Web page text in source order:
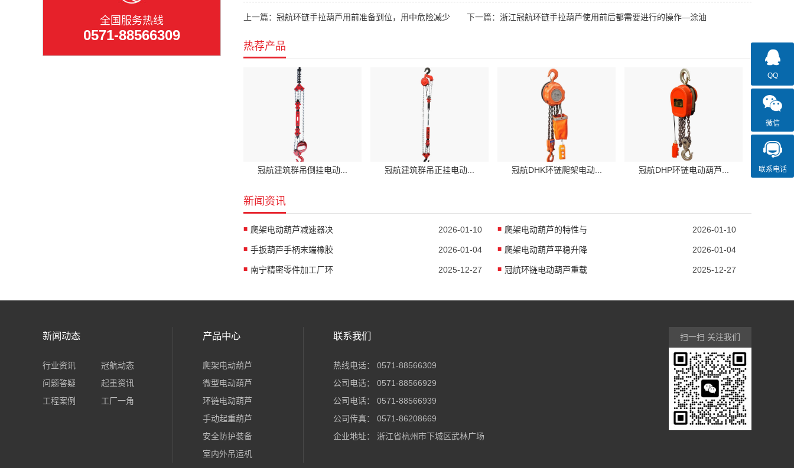
全国服务热线
0571-88566309
上一篇： 冠航环链手拉葫芦用前准备到位，用中危险减少 下一篇： 浙江冠航环链手拉葫芦使用前后都需要进行的操作—涂油
热荐产品
冠航建筑群吊倒挂电动... 冠航建筑群吊正挂电动... 冠航DHK环链爬架电动... 冠航DHP环链电动葫芦...
新闻资讯
爬架电动葫芦减速器决 2026-01-10 爬架电动葫芦的特性与 2026-01-10
手扳葫芦手柄末端橡胶 2026-01-04 爬架电动葫芦平稳升降 2026-01-04
南宁精密零件加工厂环 2025-12-27 冠航环链电动葫芦重载 2025-12-27
新闻动态
行业资讯
冠航动态
问题答疑
起重资讯
工程案例
工厂一角
产品中心
爬架电动葫芦
微型电动葫芦
环链电动葫芦
手动起重葫芦
安全防护装备
室内外吊运机
联系我们
热线电话： 0571-88566309
公司电话： 0571-88566929
公司电话： 0571-88566939
公司传真： 0571-86208669
企业地址： 浙江省杭州市下城区武林广场
扫一扫 关注我们
QQ
微信
联系电话